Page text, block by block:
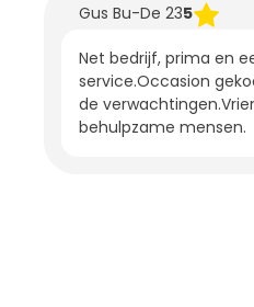
Gus Bu-De 235
Net bedrijf, prima en
service.Occasion
de
behulpzame mensen.